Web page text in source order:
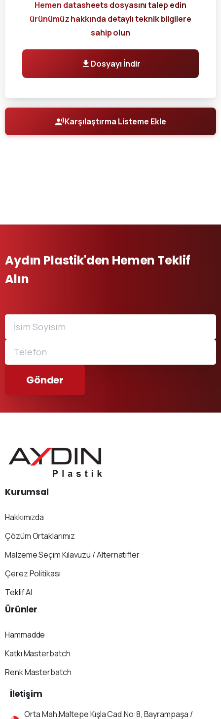
Hemen datasheets dosyasını talep edin
ürünümüz hakkında detaylı teknik bilgilere
sahip olun
Dosyayı İndir
Karşılaştırma Listeme Ekle
Aydın Plastik'den Hemen Teklif
Alın
Kurumsal
Hakkımızda
Çözüm Ortaklarımız
Malzeme Seçim Kılavuzu / Alternatifler
Çerez Politikası
Teklif Al
Ürünler
Hammadde
Katkı Masterbatch
Renk Masterbatch
İletişim
Orta Mah.Maltepe Kışla Cad.No:8, Bayrampaşa /